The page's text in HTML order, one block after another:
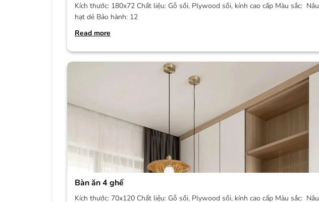
Kích thước: 180x72 Chất liệu: Gỗ sồi, Plywood sồi, kính cao cấp Màu sắc: Nâu
hạt dẻ Bảo hành: 12
Read more
Bàn ăn 4 ghế
Kích thước: 70x120 Chất liệu: Gỗ sồi, Plywood sồi, kính cao cấp Màu sắc: Nâu